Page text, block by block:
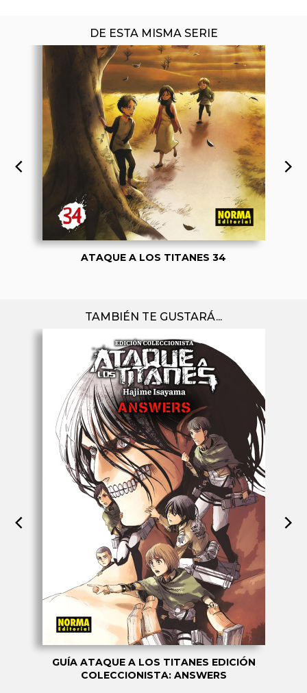
DE ESTA MISMA SERIE
ATAQUE A LOS TITANES 34
TAMBIÉN TE GUSTARÁ...
GUÍA ATAQUE A LOS TITANES EDICIÓN
COLECCIONISTA: ANSWERS